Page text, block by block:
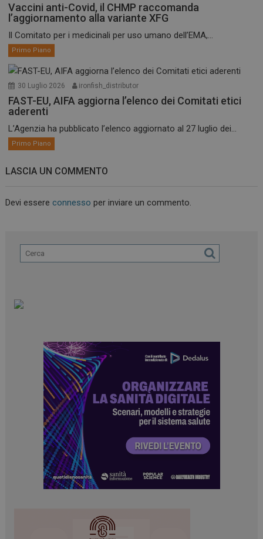
Vaccini anti-Covid, il CHMP raccomanda
l’aggiornamento alla variante XFG
Il Comitato per i medicinali per uso umano dell’EMA,...
Primo Piano
30 Luglio 2026 ironfish_distributor
FAST-EU, AIFA aggiorna l’elenco dei Comitati etici
aderenti
L’Agenzia ha pubblicato l’elenco aggiornato al 27 luglio dei...
Primo Piano
LASCIA UN COMMENTO
Devi essereconnesso per inviare un commento.